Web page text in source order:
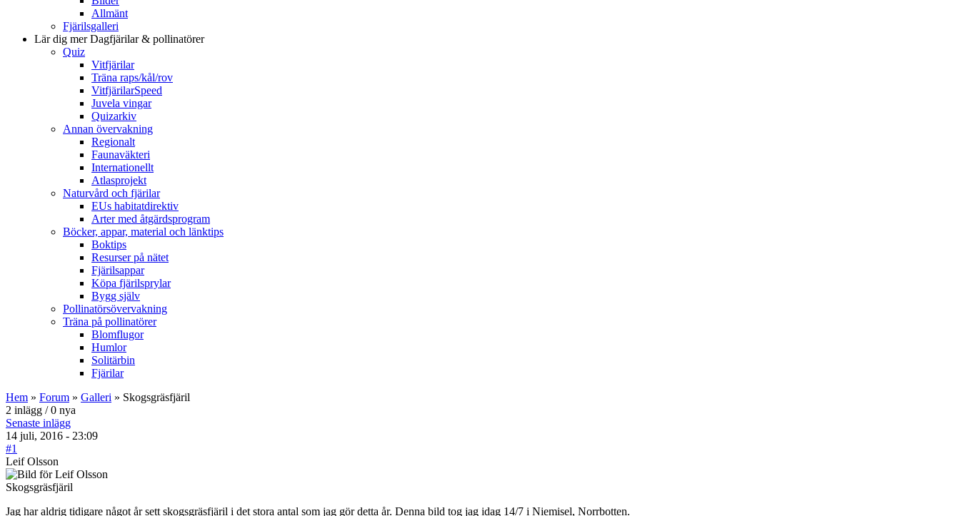
Allmänt
Fjärilsgalleri
Lär dig merDagfjärilar & pollinatörer
Quiz
Vitfjärilar
Träna raps/kål/rov
VitfjärilarSpeed
Juvela vingar
Quizarkiv
Annan övervakning
Regionalt
Faunaväkteri
Internationellt
Atlasprojekt
Naturvård och fjärilar
EUs habitatdirektiv
Arter med åtgärdsprogram
Böcker, appar, material och länktips
Boktips
Resurser på nätet
Fjärilsappar
Köpa fjärilsprylar
Bygg själv
Pollinatörsövervakning
Träna på pollinatörer
Blomflugor
Humlor
Solitärbin
Fjärilar
Hem » Forum » Galleri » Skogsgräsfjäril
2 inlägg / 0 nya
Senaste inlägg
14 juli, 2016 - 23:09
#1
Leif Olsson
Skogsgräsfjäril
Jag har aldrig tidigare något år sett skogsgräsfjäril i det stora antal som jag gör detta år. Denna bild tog jag idag 14/7 i Niemisel, Norrbotten.